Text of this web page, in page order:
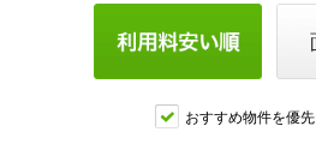
おすすめ物件を優